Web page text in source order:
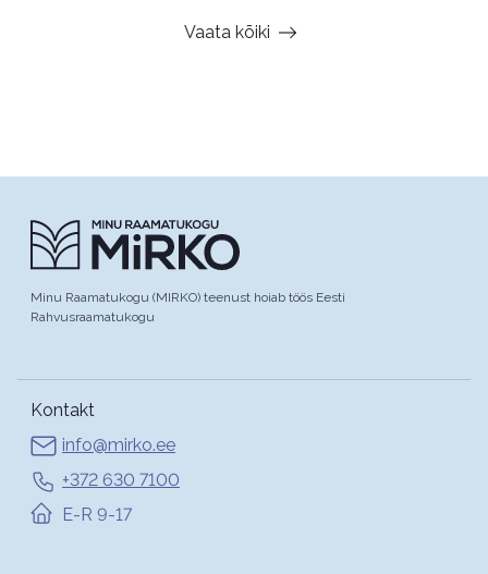
Vaata kõiki
Minu Raamatukogu (MIRKO) teenust hoiab töös Eesti
Rahvusraamatukogu
Kontakt
info@mirko.ee
+372 630 7100
E-R 9-17